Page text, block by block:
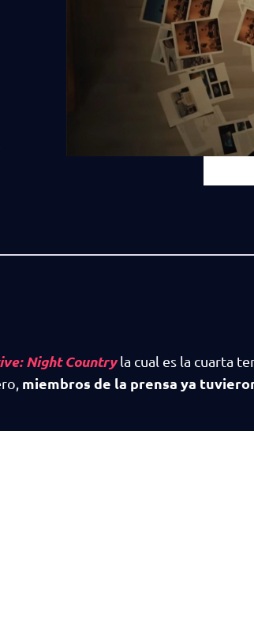
Night Countryla cual es la cuarta
miembros de la prensa ya